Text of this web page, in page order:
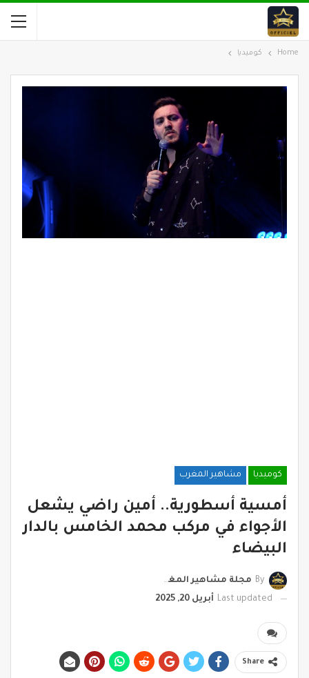
Home كوميديا
كوميديا مشاهير المغرب
أمسية أسطورية.. أمين راضي يشعل
الأجواء في مركب محمد الخامس بالدار
البيضاء
By مجلة مشاهير المغرب
Last updated أبريل 20, 2025
Share